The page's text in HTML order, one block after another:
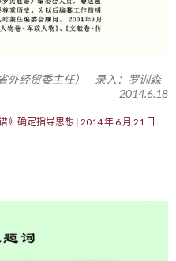
外经贸委主任） 录入：罗训森
2014.6.18
》确定指导思想 2014 年 6 月 21 日